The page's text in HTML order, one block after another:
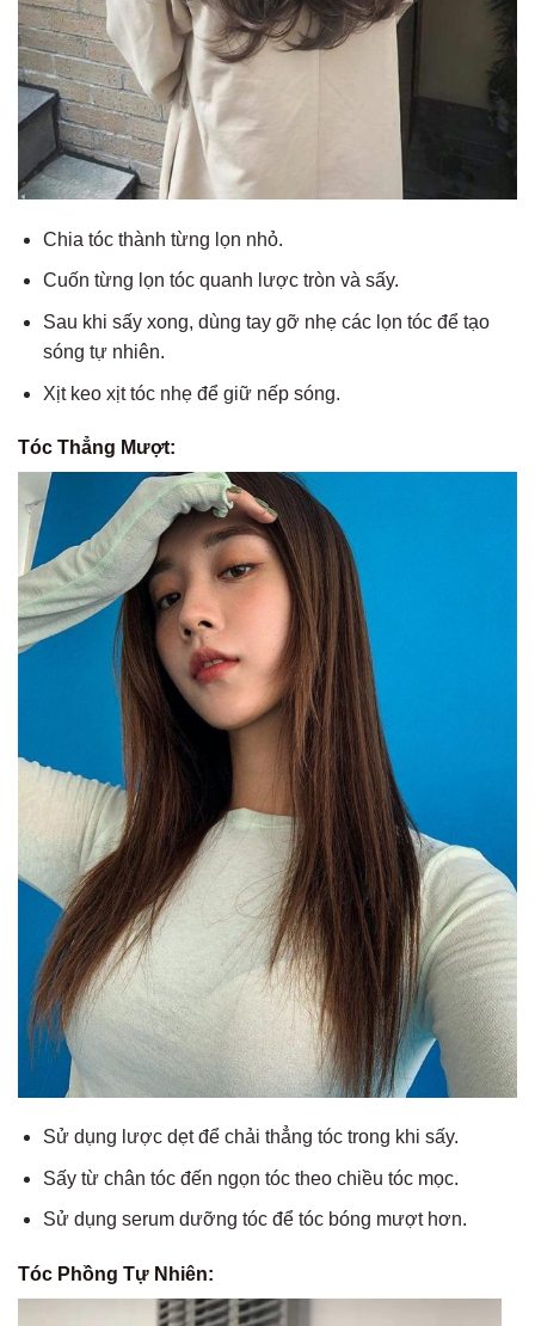
Chia tóc thành từng lọn nhỏ.
Cuốn từng lọn tóc quanh lược tròn và sấy.
Sau khi sấy xong, dùng tay gỡ nhẹ các lọn tóc để tạo
sóng tự nhiên.
Xịt keo xịt tóc nhẹ để giữ nếp sóng.
Tóc Thẳng Mượt:
Sử dụng lược dẹt để chải thẳng tóc trong khi sấy.
Sấy từ chân tóc đến ngọn tóc theo chiều tóc mọc.
Sử dụng serum dưỡng tóc để tóc bóng mượt hơn.
Tóc Phồng Tự Nhiên: